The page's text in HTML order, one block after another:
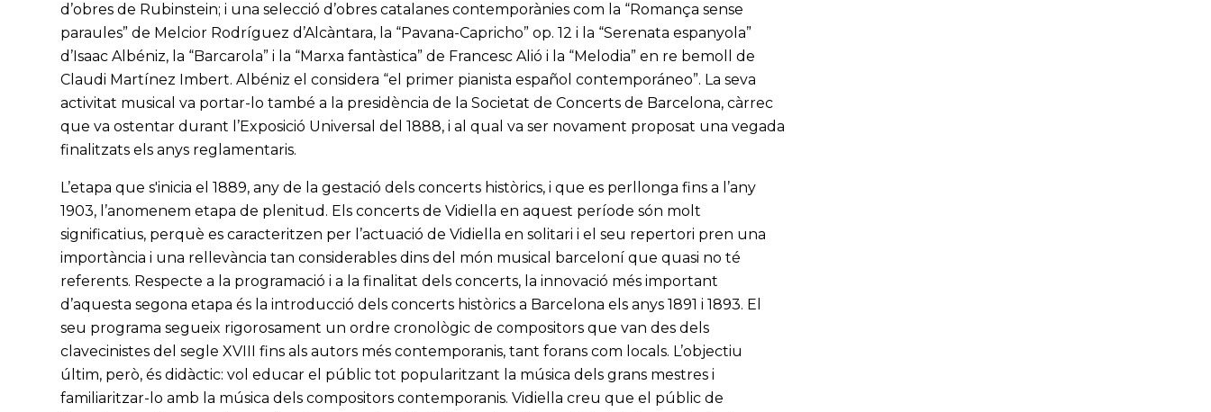
d’obres de Rubinstein; i una selecció d’obres catalanes contemporànies com la “Romança sense
paraules” de Melcior Rodríguez d’Alcàntara, la “Pavana-Capricho” op. 12 i la “Serenata espanyola”
d’Isaac Albéniz, la “Barcarola” i la “Marxa fantàstica” de Francesc Alió i la “Melodia” en re bemoll de
Claudi Martínez Imbert. Albéniz el considera “el primer pianista español contemporáneo”. La seva
activitat musical va portar-lo també a la presidència de la Societat de Concerts de Barcelona, càrrec
que va ostentar durant l’Exposició Universal del 1888, i al qual va ser novament proposat una vegada
finalitzats els anys reglamentaris.
L’etapa que s'inicia el 1889, any de la gestació dels concerts històrics, i que es perllonga fins a l’any
1903, l’anomenem etapa de plenitud. Els concerts de Vidiella en aquest període són molt
significatius, perquè es caracteritzen per l’actuació de Vidiella en solitari i el seu repertori pren una
importància i una rellevància tan considerables dins del món musical barceloní que quasi no té
referents. Respecte a la programació i a la finalitat dels concerts, la innovació més important
d’aquesta segona etapa és la introducció dels concerts històrics a Barcelona els anys 1891 i 1893. El
seu programa segueix rigorosament un ordre cronològic de compositors que van des dels
clavecinistes del segle XVIII fins als autors més contemporanis, tant forans com locals. L’objectiu
últim, però, és didàctic: vol educar el públic tot popularitzant la música dels grans mestres i
familiaritzar-lo amb la música dels compositors contemporanis. Vidiella creu que el públic de